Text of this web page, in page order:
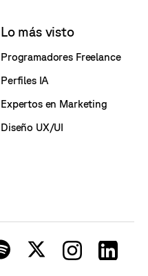
Lo más visto
Programadores Freelance
Perfiles IA
Expertos en Marketing
Diseño UX/UI